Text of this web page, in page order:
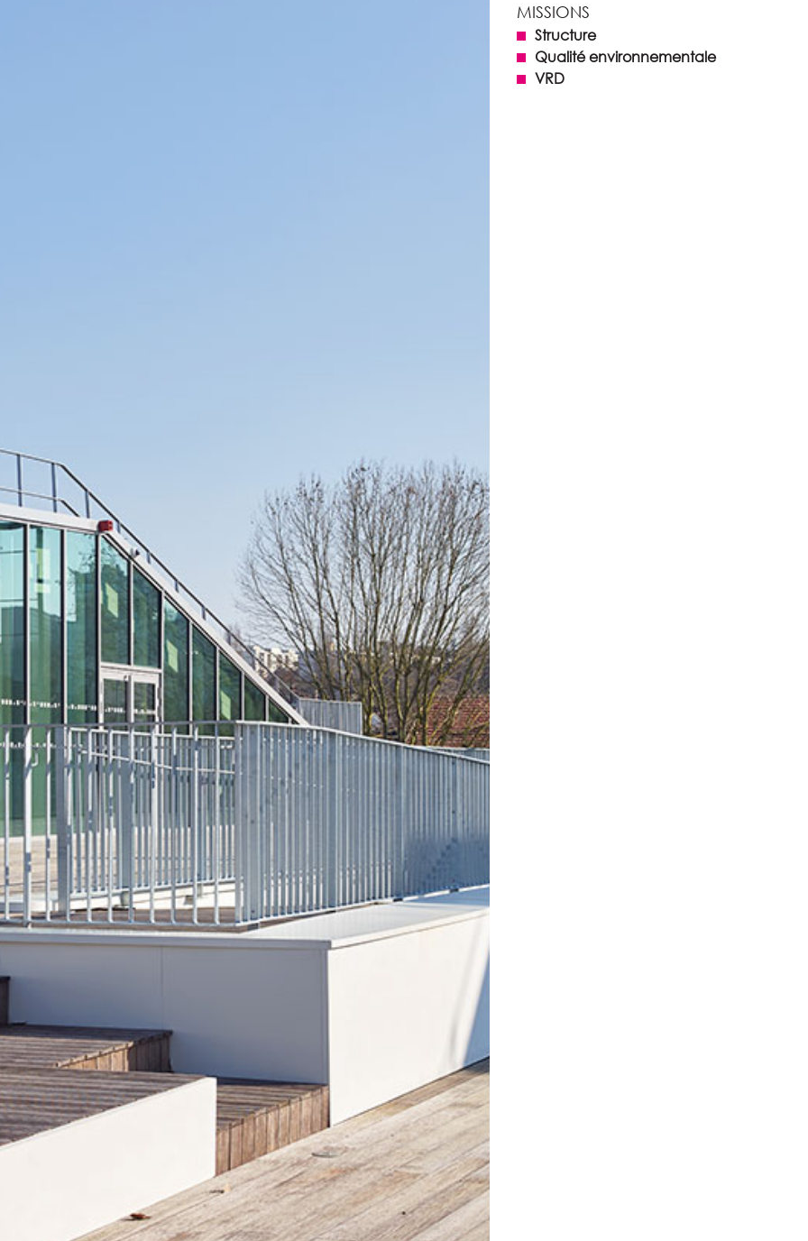
MISSIONS
Structure
Qualité environnementale
VRD